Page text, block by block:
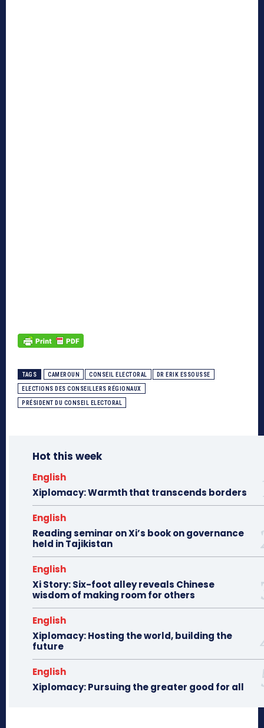
TAGS CAMEROUN CONSEIL ELECTORAL DR ERIK ESSOUSSE
ELECTIONS DES CONSEILLERS RÉGIONAUX
PRÉSIDENT DU CONSEIL ELECTORAL
Hot this week
English
Xiplomacy: Warmth that transcends borders
English
Reading seminar on Xi’s book on governance
held in Tajikistan
English
Xi Story: Six-foot alley reveals Chinese
wisdom of making room for others
English
Xiplomacy: Hosting the world, building the
future
English
Xiplomacy: Pursuing the greater good for all